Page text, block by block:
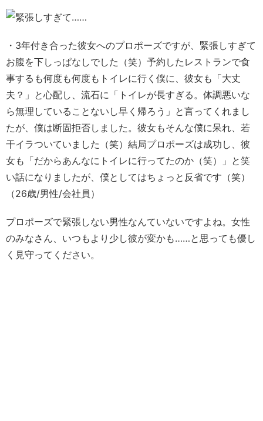
・3年付き合った彼女へのプロポーズですが、緊張しすぎて
お腹を下しっぱなしでした（笑）予約したレストランで食
事するも何度も何度もトイレに行く僕に、彼女も「大丈
夫？」と心配し、流石に「トイレが長すぎる。体調悪いな
ら無理していることないし早く帰ろう」と言ってくれまし
たが、僕は断固拒否しました。彼女もそんな僕に呆れ、若
干イラついていました（笑）結局プロポーズは成功し、彼
女も「だからあんなにトイレに行ってたのか（笑）」と笑
い話になりましたが、僕としてはちょっと反省です（笑）
（26歳/男性/会社員）
プロポーズで緊張しない男性なんていないですよね。女性
のみなさん、いつもより少し彼が変かも……と思っても優し
く見守ってください。